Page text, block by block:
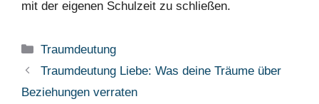
mit der eigenen Schulzeit zu schließen.
Kategorien
Traumdeutung
Traumdeutung Liebe: Was deine Träume über
Beziehungen verraten